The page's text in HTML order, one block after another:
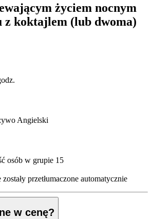
życiem nocnym
z koktajlem (lub dwoma)
Angielski
osób w grupie 15
przetłumaczone automatycznie
w cenę?